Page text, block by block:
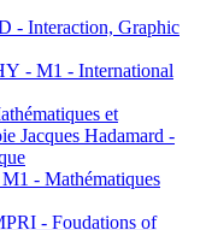
- Interaction, Graphic
- M1 - International
et
Jacques Hadamard -
- Mathématiques
- Foudations of